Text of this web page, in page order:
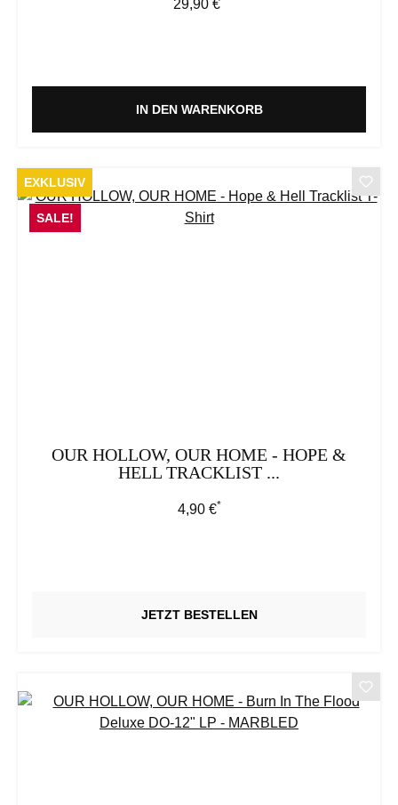
29,90 €
IN DEN WARENKORB
EXKLUSIV
SALE!
OUR HOLLOW, OUR HOME - HOPE &
HELL TRACKLIST ...
Regulärer Preis:
4,90 €*
JETZT BESTELLEN